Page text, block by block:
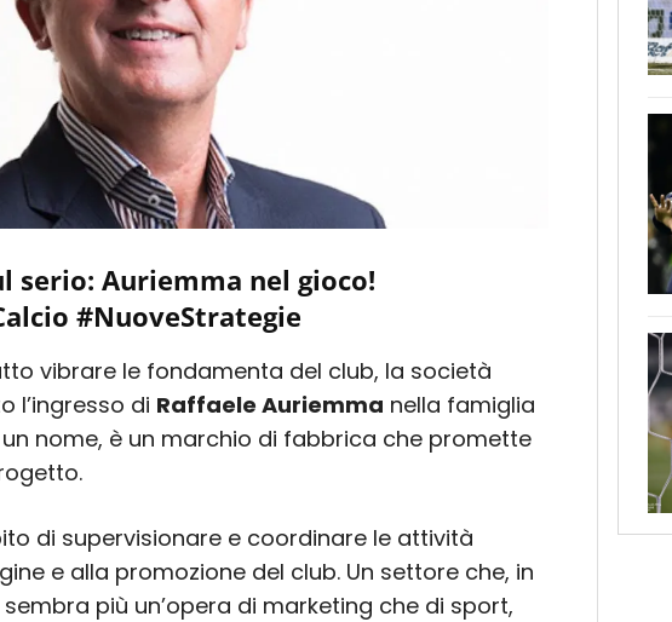
serio: Auriemma nel gioco!
#NuoveStrategie
vibrare le fondamenta del club, la società
l’ingresso di Raffaele Auriemma nella famiglia
un nome, è un marchio di fabbrica che promette
di supervisionare e coordinare le attività
e alla promozione del club. Un settore che, in
più un’opera di marketing che di sport,